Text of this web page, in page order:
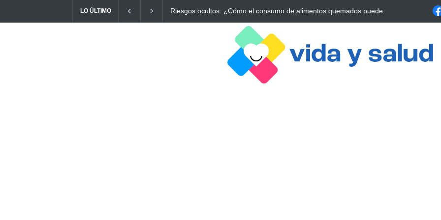
LO ÚLTIMO
¿Cómo el consumo de alimentos quemados puede Ayuno Digital: La Estrategia Esencial para Mejorar tu Bienestar La conexión vital